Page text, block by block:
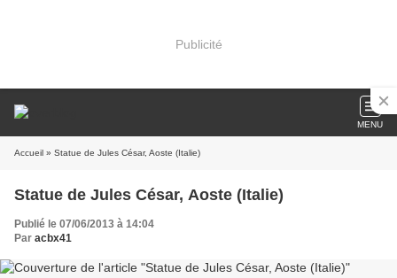
Publicité
MENU
Accueil » Statue de Jules César, Aoste (Italie)
Statue de Jules César, Aoste (Italie)
Publié le 07/06/2013 à 14:04
Par acbx41